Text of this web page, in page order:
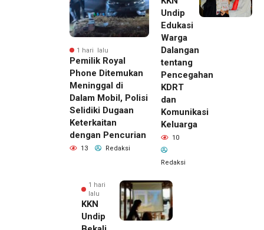
1 hari lalu
Pemilik Royal
Phone Ditemukan
Meninggal di
Dalam Mobil, Polisi
Selidiki Dugaan
Keterkaitan
dengan Pencurian
13 Redaksi
Undip
Edukasi
Warga
Dalangan
tentang
Pencegahan
KDRT
dan
Komunikasi
Keluarga
10
Redaksi
1 hari
lalu
KKN
Undip